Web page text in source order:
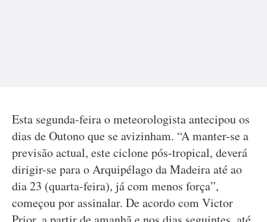
Esta segunda-feira o meteorologista antecipou os
dias de Outono que se avizinham. “A manter-se a
previsão actual, este ciclone pós-tropical, deverá
dirigir-se para o Arquipélago da Madeira até ao
dia 23 (quarta-feira), já com menos força”,
começou por assinalar. De acordo com Victor